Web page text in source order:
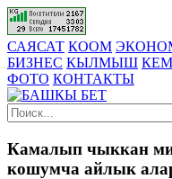
САЯСАТ КООМ
БИЗНЕС КЫЛМЫШ
ФОТО КОНТАКТЫ
Камалып чыккан
кошумча айлык